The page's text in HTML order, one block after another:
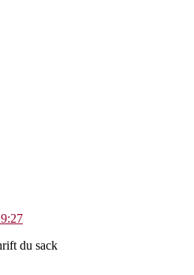
du sack